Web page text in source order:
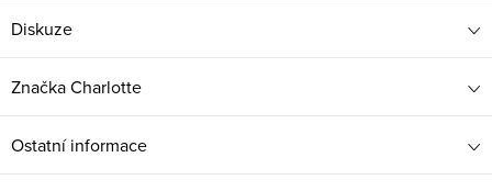
Diskuze
ZnačkaCharlotte
Ostatní informace